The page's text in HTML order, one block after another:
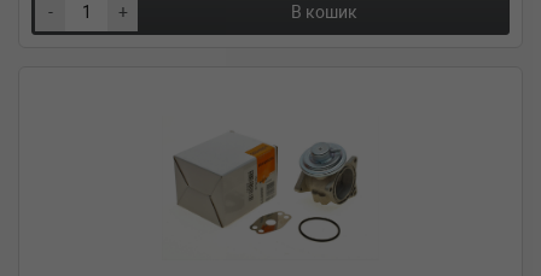
- + В кошик